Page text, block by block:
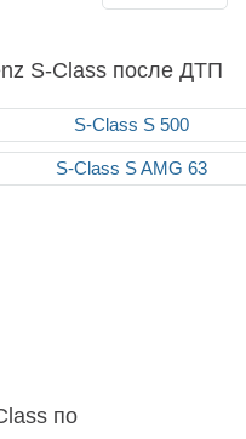
S-Class после ДТП
S-Class S 500
S-Class S AMG 63
по